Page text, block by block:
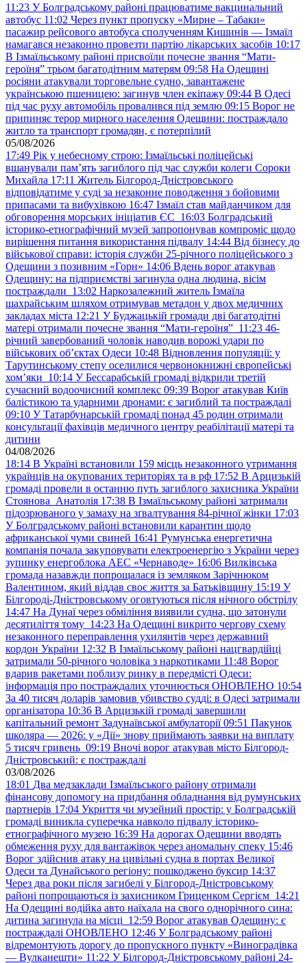
11:23 У Болградському районі працюватиме вакцинальний
автобус 11:02 Через пункт пропуску «Мирне – Табаки»
пасажир рейсового автобуса сполученням Кишинів — Ізмаїл
намагався незаконно провезти партію лікарських засобів 10:17
В Ізмаїльському районі присвоїли почесне звання “Мати-
героїня” трьом багатодітним матерям 09:58 На Одещині
росіяни атакували торговельне судно, завантажене
українською пшеницею: загинув член екіпажу 09:44 В Одесі
під час руху автомобіль провалився під землю 09:15 Ворог не
припиняє терор мирного населення Одещини: постраждало
житло та транспорт громадян, є потерпілий
05/08/2026
17:49 Рік у небесному строю: Ізмаїльські поліцейські
вшанували пам’ять загиблого під час служби колеги Сороки
Михайла 17:11 Житель Білгород-Дністровського
відповідатиме у суді за незаконне поводження з бойовими
припасами та вибухівкою 16:47 Ізмаїл став майданчиком для
обговорення морських ініціатив ЄС 16:03 Болградський
історико-етнографічний музей запропонував компроміс щодо
вирішення питання використання підвалу 14:44 Від бізнесу до
військової справи: історія служби 25-річного поліцейського з
Одещини з позивним «Горн» 14:06 Вдень ворог атакував
Одещину: на підприємстві загинула одна людина, вісім
постраждали 13:02 Наркозалежний житель Ізмаїла
шахрайським шляхом отримував метадон у двох медичних
закладах міста 12:21 У Буджацькій громади дві багатодітні
матері отримали почесне звання “Мати-героїня” 11:23 46-
річний завербований чоловік наводив ворожі удари по
військових обʼєктах Одеси 10:48 Відновлення популяції: у
Тарутинському степу оселилися червонокнижні європейські
хом’яки 10:14 У Бессарабській громаді відкрили третій
сучасний водоочисний комплекс 09:39 Ворог атакував Київ
балістикою та ударними дронами: є загиблий та постраждалі
09:10 У Татарбунарській громаді понад 45 родин отримали
консультації фахівців медичного центру реабілітації матері та
дитини
04/08/2026
18:14 В Україні встановили 159 місць незаконного утримання
українців на окупованих територіях та в рф 17:52 В Арцизькій
громаді провели в останню путь загиблого захисника України
Стоянова Анатолія 17:38 В Ізмаїльському районі затримали
підозрюваного у замаху на зґвалтування 84-річної жінки 17:03
У Болградському районі встановили карантин щодо
африканської чуми свиней 16:41 Румунська енергетична
компанія почала закуповувати електроенергію з України через
зупинку енергоблока АЕС «Чернаводе» 16:06 Вилківська
громада назавжди попрощалася із земляком Зарічнюком
Валентином, який віддав своє життя за Батьківщину 15:19 У
Білгороді-Дністровському оговтуються після нічного обстрілу
14:47 На Дунаї через обміління виявили судна, що затонули
десятиліття тому 14:23 На Одещині викрито чергову схему
незаконного переправлення ухилянтів через державний
кордон України 12:32 В Ізмаїльському районі нацгвардійці
затримали 50-річного чоловіка з наркотиками 11:48 Ворог
вдарив ракетами поблизу ринку в передмісті Одеси:
інформація про постраждалих уточнюється ОНОВЛЕНО 10:54
За 40 тисяч доларів замовив убивство судді: в Одесі затримали
організатора 10:36 В Арцизькій громаді завершили
капітальний ремонт Задунаївської амбулаторії 09:51 Пакунок
школяра — 2026: у «Дії» знову приймають заявки на виплату
5 тисяч гривень 09:19 Вночі ворог атакував місто Білгород-
Дністровський: є постраждалі
03/08/2026
18:01 Два медзаклади Ізмаїльського району отримали
фінансову допомогу на придбання обладнання від румунських
партнерів 17:04 Укриття чи музейний простір: у Болградській
громаді виникла суперечка навколо підвалу історико-
етнографічного музею 16:39 На дорогах Одещини вводять
обмеження руху для вантажівок через аномальну спеку 15:46
Ворог здійснив атаку на цивільні судна в портах Великої
Одеси та Дунайського регіону: пошкоджено буксир 14:37
Через два роки після загибелі у Білгород-Дністровському
районі попрощаються із захисником Гриценком Сергієм 14:21
На Одещині водійка авто наїхала на свого однорічного сина:
дитина загинула на місці 12:59 Ворог атакував Одещину: є
постраждалі ОНОВЛЕНО 12:46 У Болградському районі
відремонтують дорогу до пропускного пункту «Виноградівка
— Вулканешти» 11:22 У Білгород-Дністровському районі 24-